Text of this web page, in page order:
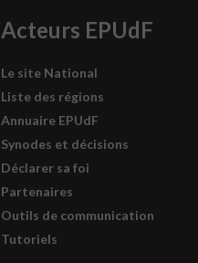
Acteurs EPUdF
Le site National
Liste des régions
Annuaire EPUdF
Synodes et décisions
Déclarer sa foi
Partenaires
Outils de communication
Tutoriels